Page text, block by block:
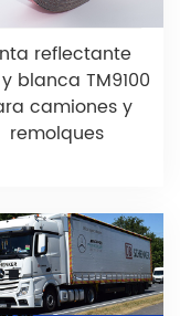
reflectante
blanca TM9100
camiones y
remolques